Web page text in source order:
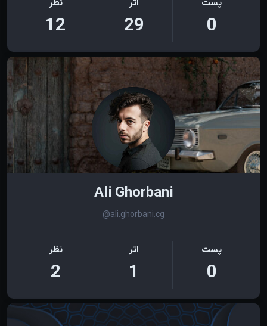
پست
0
اثر
29
نظر
12
Ali Ghorbani
@ali.ghorbani.cg
پست
0
اثر
1
نظر
2